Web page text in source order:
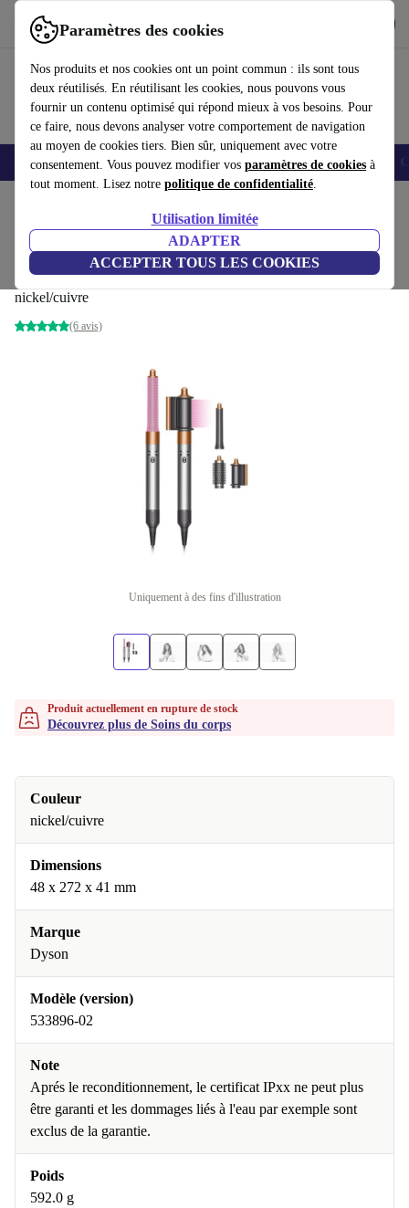
Paramètres des cookies
Nos produits et nos cookies ont un point commun : ils sont tous
deux réutilisés. En réutilisant les cookies, nous pouvons vous
fournir un contenu optimisé qui répond mieux à vos besoins. Pour
ce faire, nous devons analyser votre comportement de navigation
au moyen de cookies tiers. Bien sûr, uniquement avec votre
consentement. Vous pouvez modifier vos paramètres de cookies à
tout moment. Lisez notre politique de confidentialité.
Utilisation limitée
ADAPTER
ACCEPTER TOUS LES COOKIES
Utilisez refurbed rapidement et facilement
Smartphones Laptops Tablettes Montres connectées Accessoires
Dyson Airwrap™ Origin Multi-styler pour
cheveux
nickel/cuivre
(6 avis)
Uniquement à des fins d'illustration
Produit actuellement en rupture de stock
Découvrez plus de Soins du corps
Couleur
nickel/cuivre
Dimensions
48 x 272 x 41 mm
Marque
Dyson
Modèle (version)
533896-02
Note
Aprés le reconditionnement, le certificat IPxx ne peut plus
être garanti et les dommages liés à l'eau par exemple sont
exclus de la garantie.
Poids
592.0 g